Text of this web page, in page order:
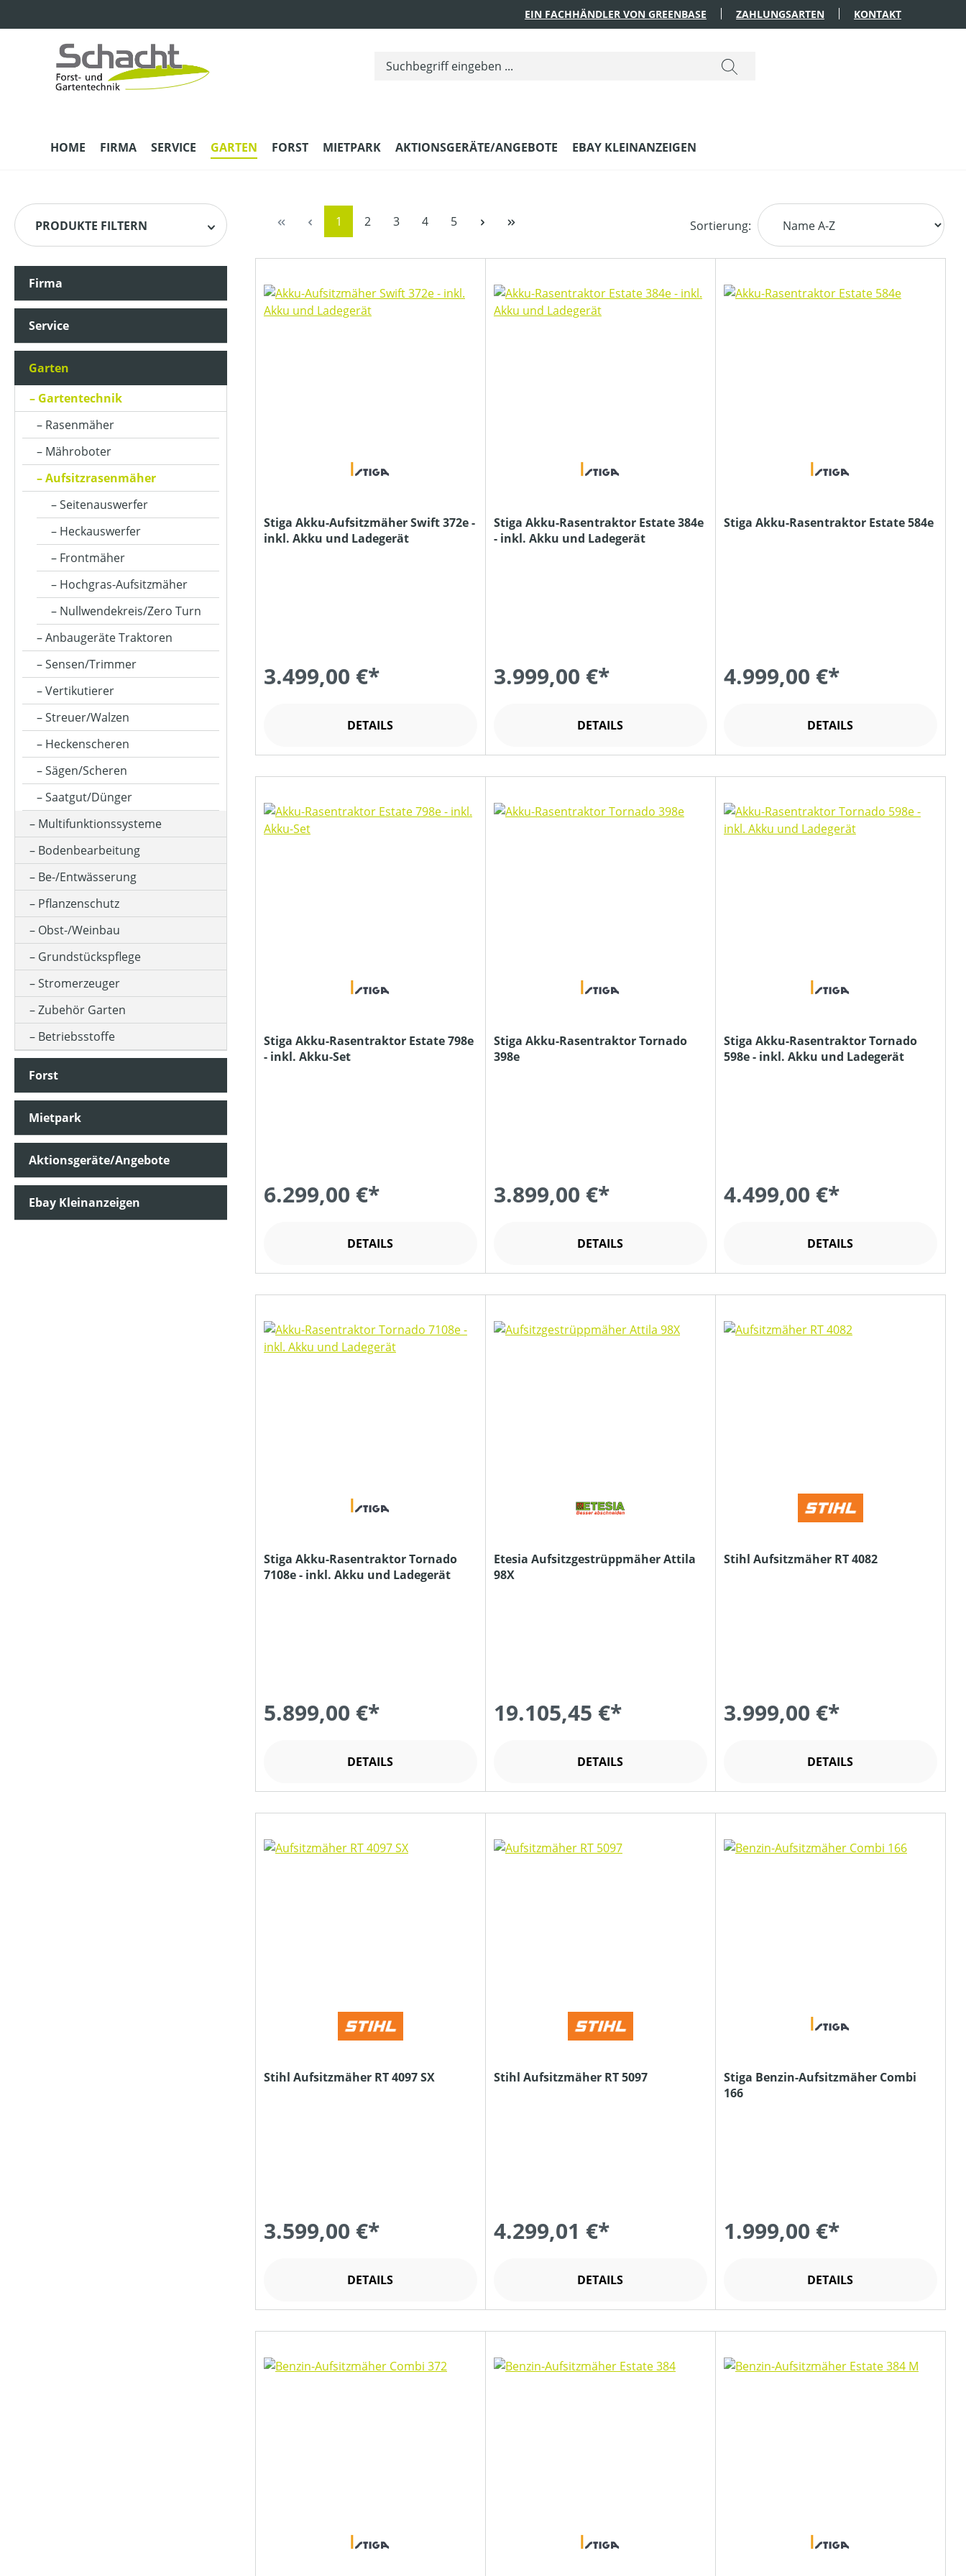
EIN FACHHÄNDLER VON GREENBASE ZAHLUNGSARTEN KONTAKT
HOME FIRMA SERVICE GARTEN FORST MIETPARK AKTIONSGERÄTE/ANGEBOTE EBAY KLEINANZEIGEN
PRODUKTE FILTERN
HERSTELLER
ARBEITSBREITE (IN CM)
ARBEITSSTUFENANZAHL
AUSWURFART
BETRIEBSART
FAHRANTRIEBSART
FAHRREICHWEITE MAX (IN KM)
FANGSACKVOLUMEN MAX (IN L)
FARBE (GERÄT)
FLÄCHENLEISTUNG MAX (IN M²)
GESCHWINDIGKEIT MAX (IN KM/H)
GETRIEBEART
HUBRAUM (IN CM³)
KLASSIFIZIERUNG
LADEZEIT (IN MIN)
MATERIALART
MAXIMALE STEIGUNG (IN %)
MESSERANZAHL
Firma
Service
Garten
Gartentechnik
Rasenmäher
Mähroboter
Aufsitzrasenmäher
Seitenauswerfer
Heckauswerfer
Frontmäher
Hochgras-Aufsitzmäher
Nullwendekreis/Zero Turn
Anbaugeräte Traktoren
Sensen/Trimmer
Vertikutierer
Streuer/Walzen
Heckenscheren
Sägen/Scheren
Saatgut/Dünger
Multifunktionssysteme
Bodenbearbeitung
Be-/Entwässerung
Pflanzenschutz
Obst-/Weinbau
Grundstückspflege
Stromerzeuger
Zubehör Garten
Betriebsstoffe
Forst
Mietpark
Aktionsgeräte/Angebote
Ebay Kleinanzeigen
Seite
1 Seite
2 Seite
3 Seite
4 Seite
5 Sortierung:
Stiga Akku-Aufsitzmäher Swift 372e -
inkl. Akku und Ladegerät
3.499,00 €*
DETAILS
Stiga Akku-Rasentraktor Estate 384e
- inkl. Akku und Ladegerät
3.999,00 €*
DETAILS
Stiga Akku-Rasentraktor Estate 584e
4.999,00 €*
DETAILS
Stiga Akku-Rasentraktor Estate 798e
- inkl. Akku-Set
6.299,00 €*
DETAILS
Stiga Akku-Rasentraktor Tornado
398e
3.899,00 €*
DETAILS
Stiga Akku-Rasentraktor Tornado
598e - inkl. Akku und Ladegerät
4.499,00 €*
DETAILS
Stiga Akku-Rasentraktor Tornado
7108e - inkl. Akku und Ladegerät
5.899,00 €*
DETAILS
Etesia Aufsitzgestrüppmäher Attila
98X
19.105,45 €*
DETAILS
Stihl Aufsitzmäher RT 4082
3.999,00 €*
DETAILS
Stihl Aufsitzmäher RT 4097 SX
3.599,00 €*
DETAILS
Stihl Aufsitzmäher RT 5097
4.299,01 €*
DETAILS
Stiga Benzin-Aufsitzmäher Combi
166
1.999,00 €*
DETAILS